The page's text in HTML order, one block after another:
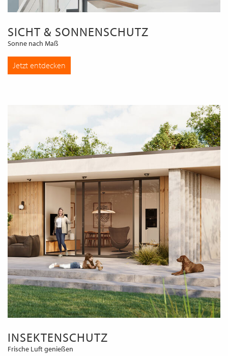
SICHT & SONNENSCHUTZ
Sonne nach Maß
Jetzt entdecken
INSEKTENSCHUTZ
Frische Luft genießen